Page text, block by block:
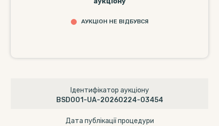
АУКЦІОН НЕ ВІДБУВСЯ
Ідентифікатор аукціону
BSD001-UA-20260224-03454
Дата публікації процедури